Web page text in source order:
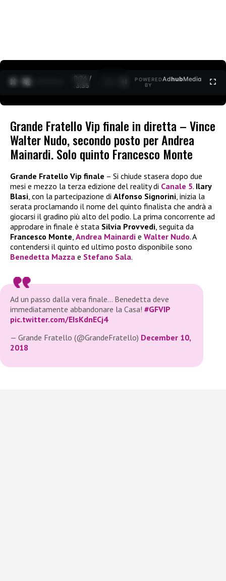
0:26 /
3:35
POWERED
BY
AdhubMedia
Grande Fratello Vip finale in diretta – Vince
Walter Nudo, secondo posto per Andrea
Mainardi. Solo quinto Francesco Monte
Grande Fratello Vip finale – Si chiude stasera dopo due
mesi e mezzo la terza edizione del reality di Canale 5. Ilary
Blasi, con la partecipazione di Alfonso Signorini, inizia la
serata proclamando il nome del quinto finalista che andrà a
giocarsi il gradino più alto del podio. La prima concorrente ad
approdare in finale è stata Silvia Provvedi, seguita da
Francesco Monte, Andrea Mainardi e Walter Nudo. A
contendersi il quinto ed ultimo posto disponibile sono
Benedetta Mazza e Stefano Sala.
Ad un passo dalla vera finale… Benedetta deve
immediatamente abbandonare la Casa! #GFVIP
pic.twitter.com/EIsKdnECj4
— Grande Fratello (@GrandeFratello) December 10,
2018